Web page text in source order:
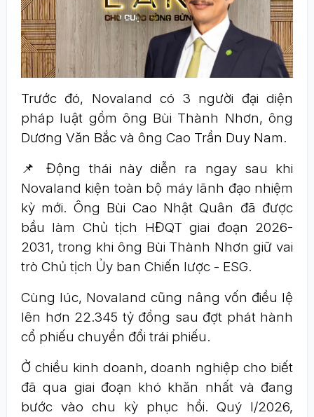
Trước đó, Novaland có 3 người đại diện
pháp luật gồm ông Bùi Thành Nhơn, ông
Dương Văn Bắc và ông Cao Trần Duy Nam.
📌 Động thái này diễn ra ngay sau khi
Novaland kiện toàn bộ máy lãnh đạo nhiệm
kỳ mới. Ông Bùi Cao Nhật Quân đã được
bầu làm Chủ tịch HĐQT giai đoạn 2026-
2031, trong khi ông Bùi Thành Nhơn giữ vai
trò Chủ tịch Ủy ban Chiến lược - ESG.
Cùng lúc, Novaland cũng nâng vốn điều lệ
lên hơn 22.345 tỷ đồng sau đợt phát hành
cổ phiếu chuyển đổi trái phiếu.
Ở chiều kinh doanh, doanh nghiệp cho biết
đã qua giai đoạn khó khăn nhất và đang
bước vào chu kỳ phục hồi. Quý I/2026,